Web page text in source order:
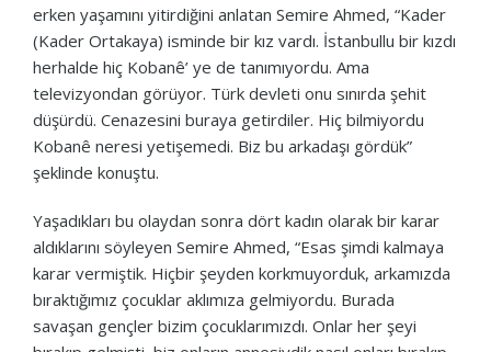
erken yaşamını yitirdiğini anlatan Semire Ahmed, “Kader
(Kader Ortakaya) isminde bir kız vardı. İstanbullu bir kızdı
herhalde hiç Kobanê’ ye de tanımıyordu. Ama
televizyondan görüyor. Türk devleti onu sınırda şehit
düşürdü. Cenazesini buraya getirdiler. Hiç bilmiyordu
Kobanê neresi yetişemedi. Biz bu arkadaşı gördük”
şeklinde konuştu.
Yaşadıkları bu olaydan sonra dört kadın olarak bir karar
aldıklarını söyleyen Semire Ahmed, “Esas şimdi kalmaya
karar vermiştik. Hiçbir şeyden korkmuyorduk, arkamızda
bıraktığımız çocuklar aklımıza gelmiyordu. Burada
savaşan gençler bizim çocuklarımızdı. Onlar her şeyi